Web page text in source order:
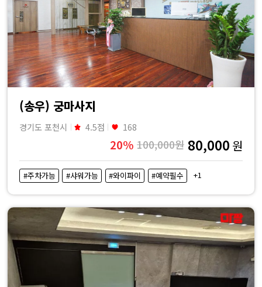
(송우) 궁마사지
경기도 포천시 4.5점 168
20% 100,000원 80,000 원
#주차가능 #샤워가능 #와이파이 #예약필수 +1